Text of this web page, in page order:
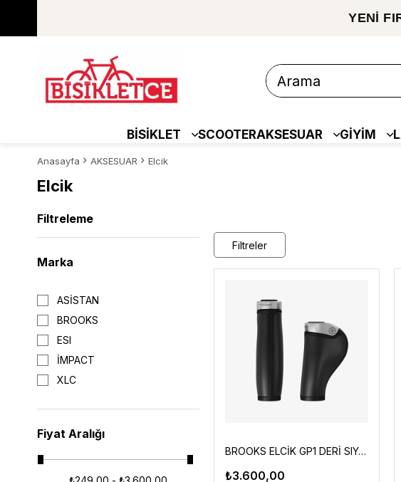
YENİ
BİSİKLET SCOOTERAKSESUAR GİYİM
Anasayfa AKSESUAR Elcik
Elcik
Filtreleme
Marka
ASİSTAN
BROOKS
ESI
İMPACT
XLC
Fiyat Aralığı
Filtreler
BROOKS ELCİK GP1 DERİ SIYAH 130X100MM
₺3.600,00